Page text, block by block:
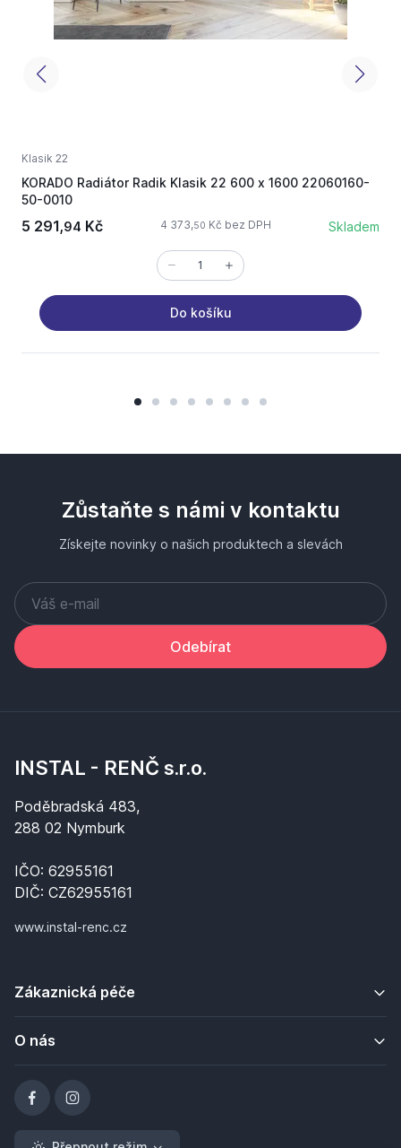
Klasik 22
KORADO Radiátor Radik Klasik 22 600 x 1600 22060160-
50-0010
5 291,94 Kč 4 373,50 Kč bez DPH Skladem
Do košíku
Zůstaňte s námi v kontaktu
Získejte novinky o našich produktech a slevách
Odebírat
INSTAL - RENČ s.r.o.
Poděbradská 483,
288 02 Nymburk
IČO: 62955161
DIČ: CZ62955161
www.instal-renc.cz
Zákaznická péče
O nás